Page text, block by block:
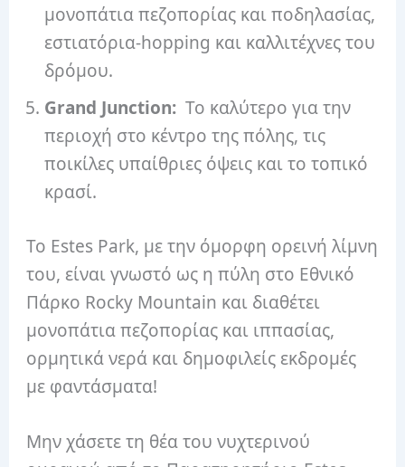
μονοπάτια πεζοπορίας και ποδηλασίας,
εστιατόρια-hopping και καλλιτέχνες του
δρόμου.
Grand Junction: Το καλύτερο για την
περιοχή στο κέντρο της πόλης, τις
ποικίλες υπαίθριες όψεις και το τοπικό
κρασί.
Το Estes Park, με την όμορφη ορεινή λίμνη
του, είναι γνωστό ως η πύλη στο Εθνικό
Πάρκο Rocky Mountain και διαθέτει
μονοπάτια πεζοπορίας και ιππασίας,
ορμητικά νερά και δημοφιλείς εκδρομές
με φαντάσματα!
Μην χάσετε τη θέα του νυχτερινού